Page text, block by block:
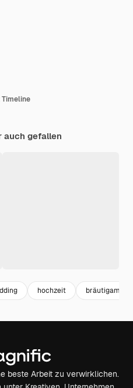
auch gefallen
hochzeit bräutigam
beste Arbeit zu verwirklichen.